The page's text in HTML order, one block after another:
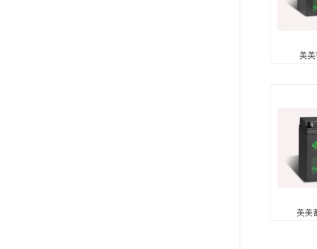
美
向使用（
性玻璃纤
复合...
美美